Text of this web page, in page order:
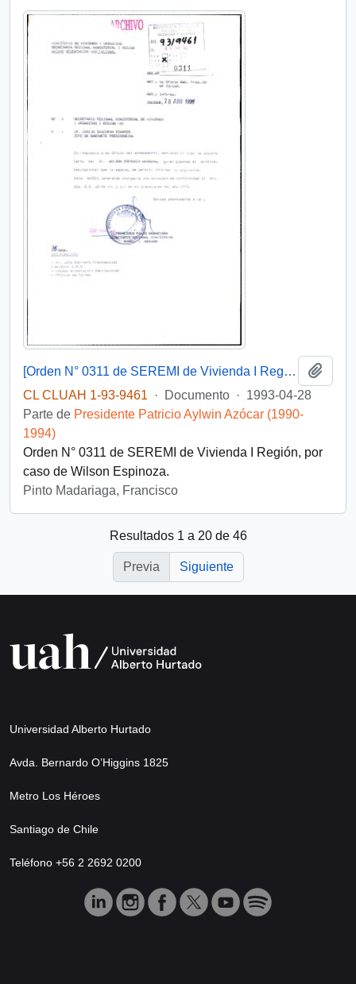
[Orden N° 0311 de SEREMI de Vivienda I Región]
CL CLUAH 1-93-9461
· Documento · 1993-04-28
Parte de Presidente Patricio Aylwin Azócar (1990-
1994)
Orden N° 0311 de SEREMI de Vivienda I Región, por
caso de Wilson Espinoza.
Pinto Madariaga, Francisco
Resultados 1 a 20 de 46
Previa Siguiente
Universidad Alberto Hurtado
Avda. Bernardo O’Higgins 1825
Metro Los Héroes
Santiago de Chile
Teléfono +56 2 2692 0200